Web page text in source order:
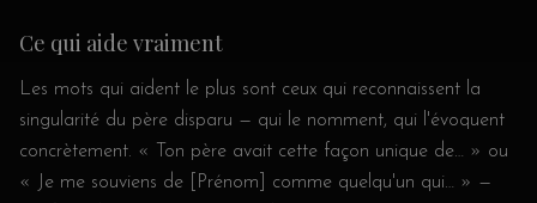
Ce qui aide vraiment
Les mots qui aident le plus sont ceux qui reconnaissent la
singularité du père disparu — qui le nomment, qui l'évoquent
concrètement. « Ton père avait cette façon unique de… » ou
« Je me souviens de [Prénom] comme quelqu'un qui… » —